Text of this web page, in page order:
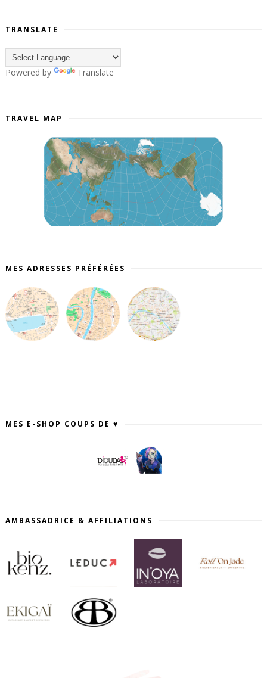
TRANSLATE
Powered by Translate
TRAVEL MAP
MES ADRESSES PRÉFÉRÉES
MES E-SHOP COUPS DE ♥
AMBASSADRICE & AFFILIATIONS